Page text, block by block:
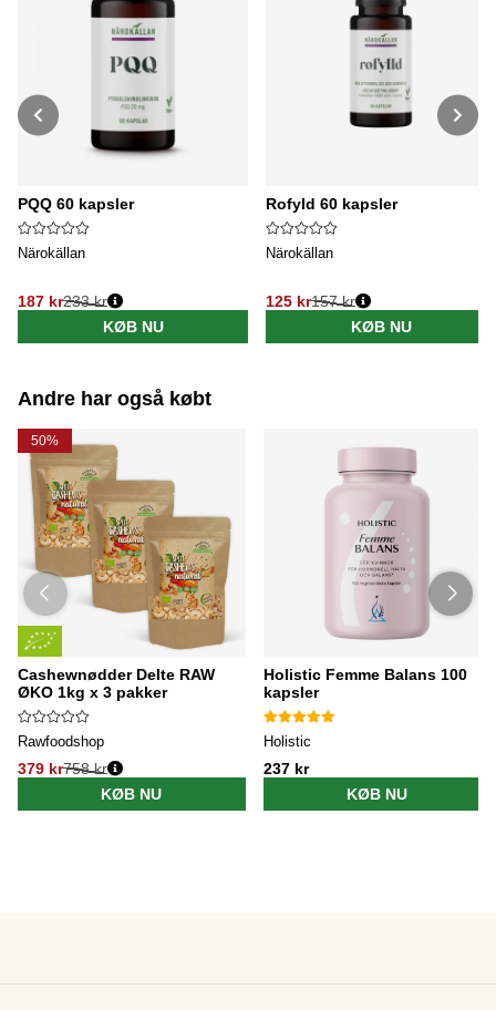
PQQ 60 kapsler
Närokällan
187 kr
Normalpris:
233 kr
KØB NU
Rofyld 60 kapsler
Närokällan
125 kr
Normalpris:
157 kr
KØB NU
Andre har også købt
50%
Cashewnødder Delte RAW
ØKO 1kg x 3 pakker
Rawfoodshop
379 kr758 kr
KØB NU
Holistic Femme Balans 100
kapsler
Holistic
237 kr
KØB NU